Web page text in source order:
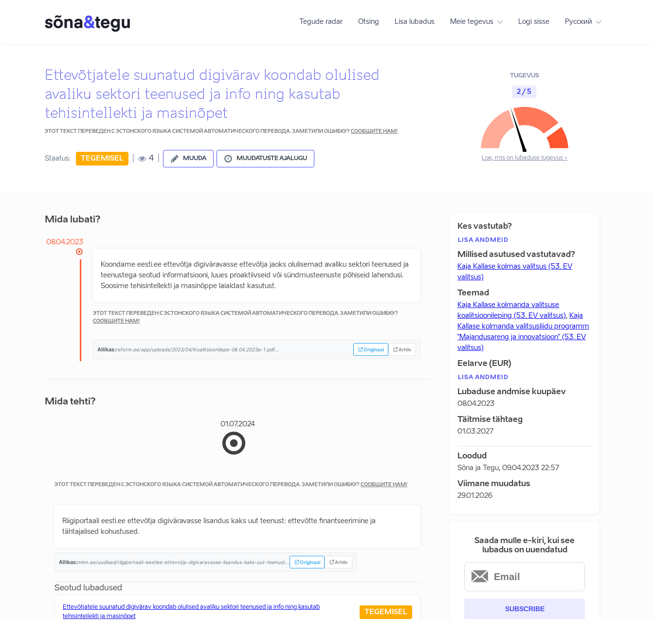
Tegude radar Otsing Lisa lubadus Meie tegevus Logi sisse Русский
Ettevõtjatele suunatud digivärav koondab olulised
avaliku sektori teenused ja info ning kasutab
tehisintellekti ja masinõpet
ЭТОТ ТЕКСТ ПЕРЕВЕДЕН С ЭСТОНСКОГО ЯЗЫКА СИСТЕМОЙ АВТОМАТИЧЕСКОГО ПЕРЕВОДА. ЗАМЕТИЛИ ОШИБКУ? СООБЩИТЕ НАМ!
Staatus: TEGEMISEL 4 MUUDA MUUDATUSTE AJALUGU
TUGEVUS
2 / 5
Loe, mis on lubaduse tugevus >
Mida lubati?
08.04.2023
Koondame eesti.ee ettevõtja digiväravasse ettevõtja jaoks olulisemad avaliku sektori teenused ja
teenustega seotud informatsiooni, luues proaktiivseid või sündmusteenuste põhiseid lahendusi.
Soosime tehisintellekti ja masinõppe laialdast kasutust.
ЭТОТ ТЕКСТ ПЕРЕВЕДЕН С ЭСТОНСКОГО ЯЗЫКА СИСТЕМОЙ АВТОМАТИЧЕСКОГО ПЕРЕВОДА. ЗАМЕТИЛИ ОШИБКУ?
СООБЩИТЕ НАМ!
Allikas:reform.ee/app/uploads/2023/04/Koalitsioonilepe-08.04.2023a-1.pdf... Originaal Arhiiv
Mida tehti?
01.07.2024
ЭТОТ ТЕКСТ ПЕРЕВЕДЕН С ЭСТОНСКОГО ЯЗЫКА СИСТЕМОЙ АВТОМАТИЧЕСКОГО ПЕРЕВОДА. ЗАМЕТИЛИ ОШИБКУ? СООБЩИТЕ НАМ!
Riigiportaali eesti.ee ettevõtja digiväravasse lisandus kaks uut teenust: ettevõtte finantseerimine ja
tähtajalised kohustused.
Allikas:mkm.ee/uudised/riigiportaali-eestiee-ettevotja-digivaravasse-lisandus-kaks-uut-teenust... Originaal Arhiiv
Seotud lubadused
Ettevõtjatele suunatud digivärav koondab olulised avaliku sektori teenused ja info ning kasutab
tehisintellekti ja masinõpet
TEGEMISEL
Kes vastutab?
LISA ANDMEID
Millised asutused vastutavad?
Kaja Kallase kolmas valitsus (53. EV
valitsus)
Teemad
Kaja Kallase kolmanda valitsuse
koalitsioonileping (53. EV valitsus), Kaja
Kallase kolmanda valitsusliidu programm
"Majandusareng ja innovatsioon" (53. EV
valitsus)
Eelarve (EUR)
LISA ANDMEID
Lubaduse andmise kuupäev
08.04.2023
Täitmise tähtaeg
01.03.2027
Loodud
Sõna ja Tegu, 09.04.2023 22:57
Viimane muudatus
29.01.2026
Saada mulle e-kiri, kui see
lubadus on uuendatud
SUBSCRIBE